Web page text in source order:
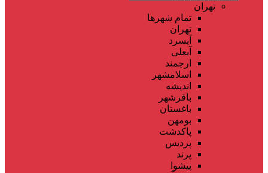
تهران
تمام شهر‌ها
تهران
آبسرد
آبعلی
ارجمند
اسلامشهر
اندیشه
باقرشهر
باغستان
بومهن
پاکدشت
پردیس
پرند
پیشوا